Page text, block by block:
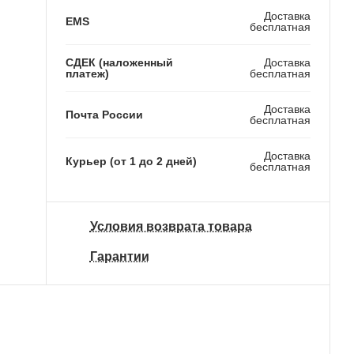
EMS
Доставка
бесплатная
СДЕК (наложенный
платеж)
Доставка
бесплатная
Почта России
Доставка
бесплатная
Курьер (от 1 до 2 дней)
Доставка
бесплатная
Условия возврата товара
Гарантии